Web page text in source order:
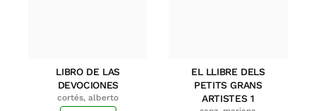
LIBRO DE LAS
DEVOCIONES
cortés, alberto
EL LLIBRE DELS
PETITS GRANS
ARTISTES 1